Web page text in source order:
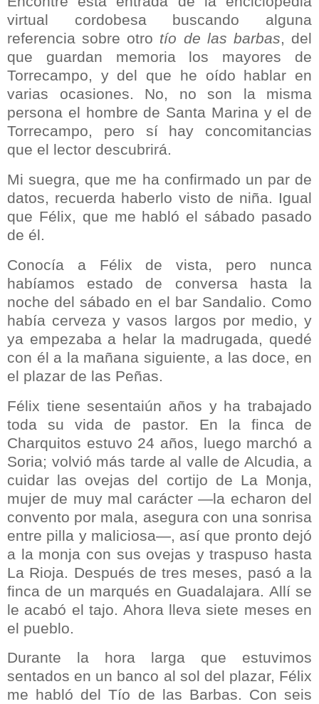
virtual cordobesa buscando alguna
referencia sobre otro tío de las barbas, del
que guardan memoria los mayores de
Torrecampo, y del que he oído hablar en
varias ocasiones. No, no son la misma
persona el hombre de Santa Marina y el de
Torrecampo, pero sí hay concomitancias
que el lector descubrirá.
Mi suegra, que me ha confirmado un par de
datos, recuerda haberlo visto de niña. Igual
que Félix, que me habló el sábado pasado
de él.
Conocía a Félix de vista, pero nunca
habíamos estado de conversa hasta la
noche del sábado en el bar Sandalio. Como
había cerveza y vasos largos por medio, y
ya empezaba a helar la madrugada, quedé
con él a la mañana siguiente, a las doce, en
el plazar de las Peñas.
Félix tiene sesentaiún años y ha trabajado
toda su vida de pastor. En la finca de
Charquitos estuvo 24 años, luego marchó a
Soria; volvió más tarde al valle de Alcudia, a
cuidar las ovejas del cortijo de La Monja,
mujer de muy mal carácter —la echaron del
convento por mala, asegura con una sonrisa
entre pilla y maliciosa—, así que pronto dejó
a la monja con sus ovejas y traspuso hasta
La Rioja. Después de tres meses, pasó a la
finca de un marqués en Guadalajara. Allí se
le acabó el tajo. Ahora lleva siete meses en
el pueblo.
Durante la hora larga que estuvimos
sentados en un banco al sol del plazar, Félix
me habló del Tío de las Barbas. Con seis